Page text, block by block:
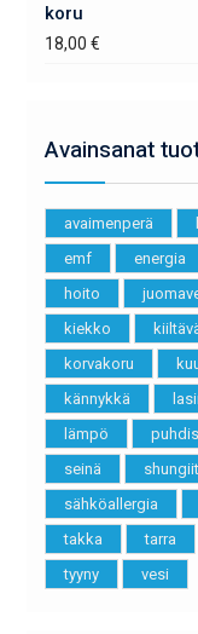
koru
18,00 €
Avainsanat
avaimenperä
emf
energia
hoito
kiekko
korvakoru
kännykkä
lämpö
seinä
sähköallergia
takka
tarra
tyyny
vesi